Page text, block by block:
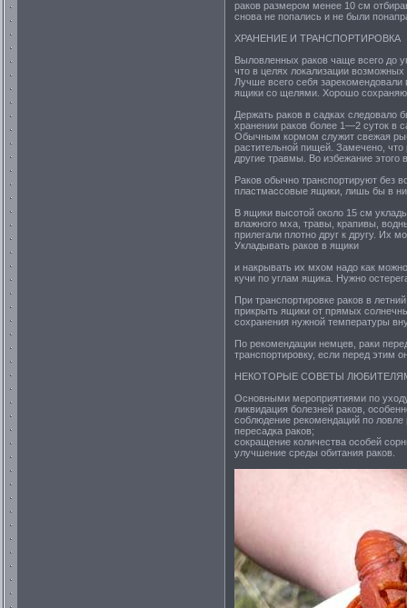
раков размером менее 10 см
снова не попались и не были
ХРАНЕНИЕ И ТРАНСПОРТИРОВКА
Выловленных раков чаще всего до
что в целях локализации
Лучше всего себя зарекомендовали
ящики со щелями. Хорошо
Держать раков в садках следовало
хранении раков более 1—2 суток в
Обычным кормом служит свежая
растительной пищей. Замечено,
другие травмы. Во избежание этого
Раков обычно транспортируют без
пластмассовые ящики, лишь бы в
В ящики высотой около 15 см
влажного мха, травы, крапивы,
прилегали плотно друг к другу. Их
Укладывать раков в ящики
и накрывать их мхом надо как
кучи по углам ящика. Нужно
При транспортировке раков в
прикрыть ящики от прямых
сохранения нужной температуры
По рекомендации немцев, раки
транспортировку, если перед этим
НЕКОТОРЫЕ СОВЕТЫ
Основными мероприятиями по
ликвидация болезней раков,
соблюдение рекомендаций по ловле
пересадка раков;
сокращение количества особей
улучшение среды обитания раков.